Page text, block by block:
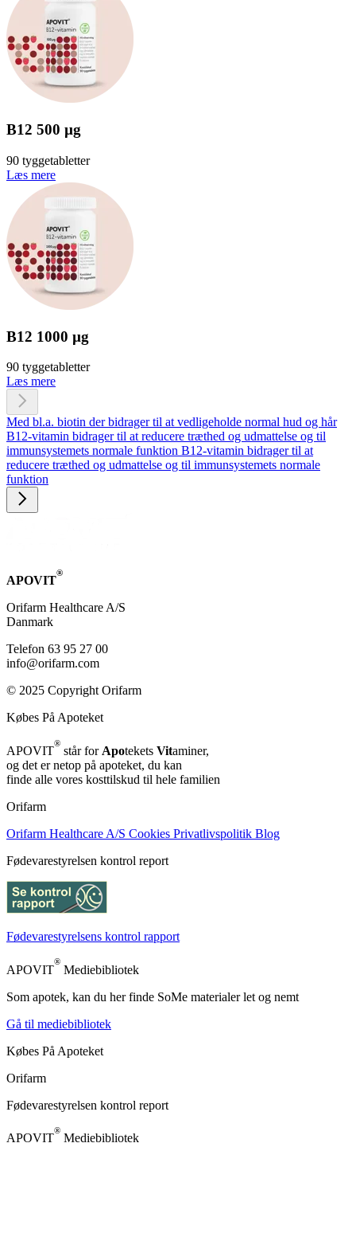
B12 500 µg
90 tyggetabletter
Læs mere
B12 1000 µg
90 tyggetabletter
Læs mere
Med bl.a. biotin der bidrager til at vedligeholde normal hud og hår
B12-vitamin bidrager til at reducere træthed og udmattelse og til
immunsystemets normale funktion B12-vitamin bidrager til at
reducere træthed og udmattelse og til immunsystemets normale
funktion
APOVIT
®
Orifarm Healthcare A/S
Danmark
Telefon 63 95 27 00
info@orifarm.com
© 2025 Copyright Orifarm
Købes På Apoteket
APOVIT
®
står for Apotekets Vitaminer,
og det er netop på apoteket, du kan
finde alle vores kosttilskud til hele familien
Orifarm
Orifarm Healthcare A/S Cookies Privatlivspolitik Blog
Fødevarestyrelsen kontrol report
Fødevarestyrelsens kontrol rapport
APOVIT
®
Mediebibliotek
Som apotek, kan du her finde SoMe materialer let og nemt
Gå til mediebibliotek
Købes På Apoteket
Orifarm
Fødevarestyrelsen kontrol report
APOVIT
®
Mediebibliotek